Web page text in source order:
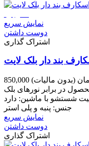
نمایش سریع
دوست داشتن
اشتراک گذاری
بند دار بلک لایت
تومان (بدون مالیات)
در برابر نورهای بلک
شستشو با ماشین: دارد
جنس: پنبه و پلی استر
نمایش سریع
دوست داشتن
اشتراک گذاری